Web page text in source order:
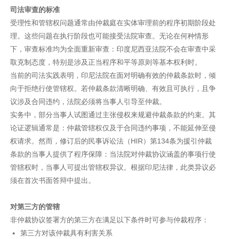
司法审查的标准
受理性和管辖权问题通常由仲裁庭在实体审理前的程序初期阶段处
理。这些问题在执行阶段也可能接受法院审查。无论在何种情形
下，审查标准均为全面重新审查：印度尼西亚法院不会在审查中采
取克制态度，特别是涉及正当程序和平等原则等基本权利时。
当前的司法实践表明，印尼法院在面对明确有效的仲裁条款时，倾
向于拒绝行使管辖权。若仲裁条款清晰明确、有效且可执行，且争
议涉及合同违约，法院必须将当事人引导至仲裁。
实务中，部分当事人试图通过主张侵权来规避仲裁条款的约束。其
论证逻辑通常是：仲裁管辖权仅及于合同违约事项，不能延伸至侵
权请求。然而，修订后的民事诉讼法（HIR）第134条为援引仲裁
条款的当事人提供了程序保障：当法院对仲裁协议涵盖的事项行使
管辖权时，当事人可提出管辖权异议。根据印尼法律，此类异议必
须在首次书面答辩中提出。
对第三方的管辖
非仲裁协议签署方的第三方在满足以下条件时可参与仲裁程序：
第三方对该仲裁具有利害关系